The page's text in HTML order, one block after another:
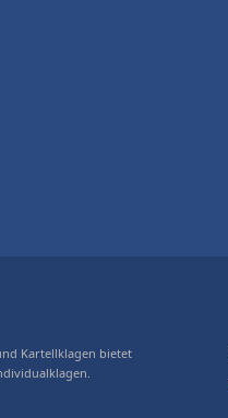
Kartellklagen bietet